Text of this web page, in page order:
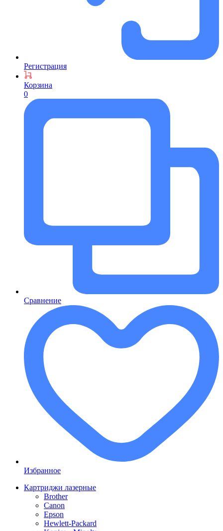
Регистрация
Корзина
0
Сравнение
Избранное
Картриджи лазерные
Brother
Canon
Epson
Hewlett-Packard